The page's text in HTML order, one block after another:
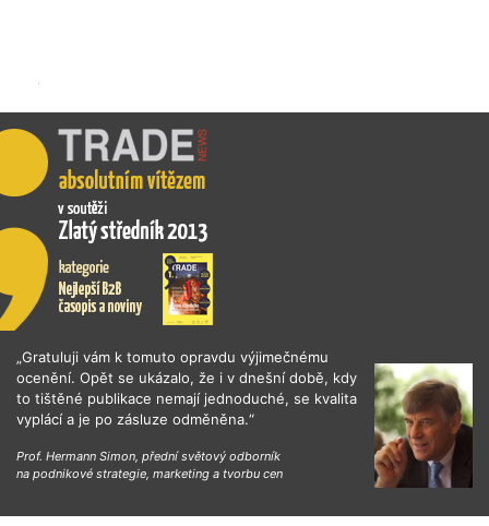
„Gratuluji vám k tomuto opravdu výjimečnému
ocenění. Opět se ukázalo, že i v dnešní době, kdy
to tištěné publikace nemají jednoduché, se kvalita
vyplácí a je po zásluze odměněna.“
Prof. Hermann Simon, přední světový odborník
na podnikové strategie, marketing a tvorbu cen